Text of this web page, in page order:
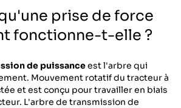
prise de force
fonctionne-t-elle ?
de puissanceest l'arbre qui
Mouvement rotatif du tracteur à
et est conçu pour travailler en biais
L'arbre de transmission de